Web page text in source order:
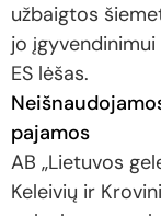
užbaigtos
jo
ES lėšas.
pajamos
AB „Lietuvos
Keleivių ir